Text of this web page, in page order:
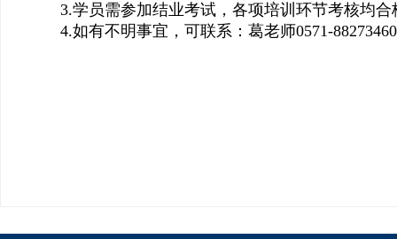
3.学员需参加结业考试，各项培训环节考核均
4.如有不明事宜，可联系：葛老师0571-88273460